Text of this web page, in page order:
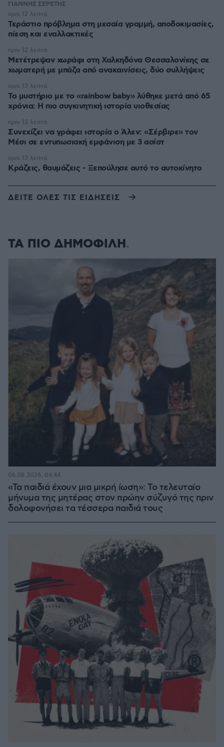
ΓΙΑΝΝΗΣ ΣΕΡΕΤΗΣ
Τεράστιο πρόβλημα στη μεσαία γραμμή, αποδοκιμασίες,
πίεση και εναλλακτικές
πριν 12 λεπτά
Μετέτρεψαν χωράφι στη Χαλκηδόνα Θεσσαλονίκης σε
χωματερή με μπάζα από ανακαινίσεις, δύο συλλήψεις
πριν 12 λεπτά
Το μυστήριο με το «rainbow baby» λύθηκε μετά από 65
χρόνια: Η πιο συγκινητική ιστορία υιοθεσίας
πριν 13 λεπτά
Συνεχίζει να γράφει ιστορία ο Άλεν: «Σέρβιρε» τον
Μέσι σε εντυπωσιακή εμφάνιση με 3 ασίστ
πριν 13 λεπτά
Κράζεις, θαυμάζεις - Ξεπούλησε αυτό το αυτοκίνητο
πριν 13 λεπτά
ΔΕΙΤΕ ΟΛΕΣ ΤΙΣ ΕΙΔΗΣΕΙΣ
ΤΑ ΠΙΟ ΔΗΜΟΦΙΛΗ
«Τα παιδιά έχουν μια μικρή ίωση»: Το τελευταίο
μήνυμα της μητέρας στον πρώην σύζυγό της πριν
δολοφονήσει τα τέσσερα παιδιά τους
06.08.2026, 04:44